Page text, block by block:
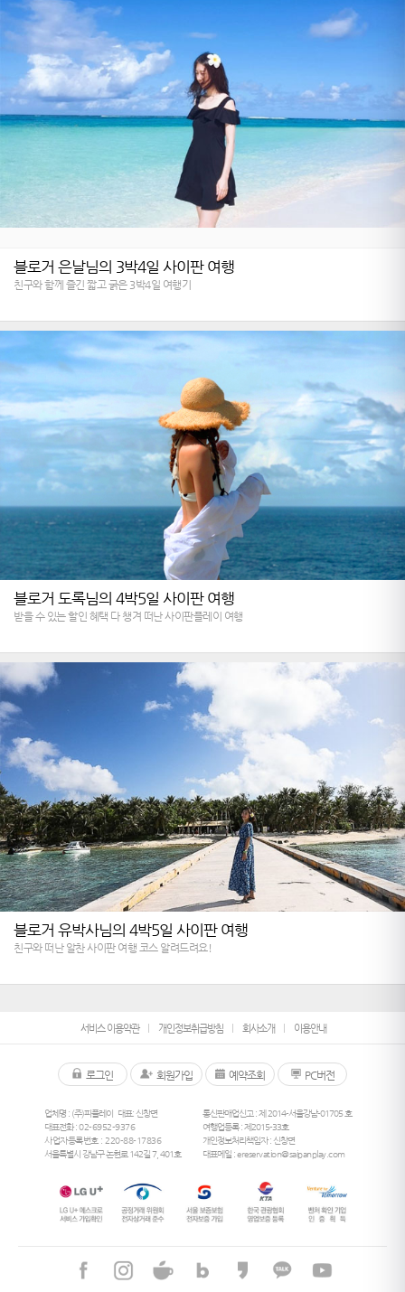
블로거 은날님의 3박4일 사이판 여행
친구와 함께 즐긴 짧고 굵은 3박4일 여행기
블로거 도록님의 4박5일 사이판 여행
받을 수 있는 할인 혜택 다 챙겨 떠난 사이판플레이 여행
블로거 유박사님의 4박5일 사이판 여행
친구와 떠난 알찬 사이판 여행 코스 알려드려요!
서비스 이용약관 개인정보취급방침 회사소개 이용안내
로그인 회원가입 예약조회 PC버전
업체명 : (주)피플레이
대표: 신창면
대표전화 :02-6952-9376
사업자등록번호 : 220-88-17836
서울특별시 강남구 논현로 142길 7, 401호
통신판매업신고 : 제 2014-서울강남-01705 호
여행업등록 : 제2015-33호
개인정보처리책임자 : 신창면
대표메일 :ereservation@saipanplay.com